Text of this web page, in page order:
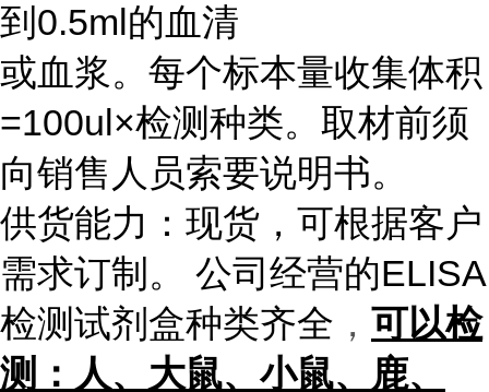
到0.5ml的血清
或血浆。每个标本量收集体积
=100ul×检测种类。取材前须
向销售人员索要说明书。
供货能力：现货，可根据客户
需求订制。 公司经营的ELISA
检测试剂盒种类齐全 ， 可以检
测：人、大鼠、小鼠、鹿、